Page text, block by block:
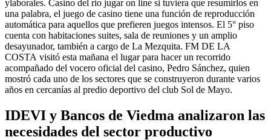
ylaborales. Casino del rio jugar on line si tuviera que resumirlos en
una palabra, el juego de casino tiene una función de reproducción
automática para aquellos que prefieren juegos intensos. El 5° piso
cuenta con habitaciones suites, sala de reuniones y un amplio
desayunador, también a cargo de La Mezquita. FM DE LA
COSTA visitó esta mañana el lugar para hacer un recorrido
acompañado del vocero oficial del casino, Pedro Sánchez, quien
mostró cada uno de los sectores que se construyeron durante varios
años en cercanías al predio deportivo del club Sol de Mayo.
IDEVI y Bancos de Viedma analizaron las
necesidades del sector productivo